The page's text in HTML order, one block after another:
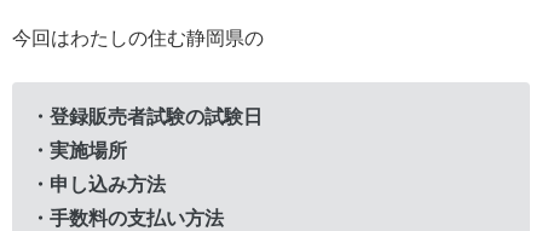
今回はわたしの住む静岡県の
・登録販売者試験の試験日
・実施場所
・申し込み方法
・手数料の支払い方法